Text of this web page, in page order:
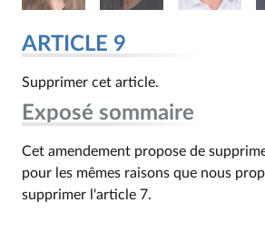
ARTICLE 9
Supprimer cet article.
Exposé sommaire
Cet amendement propose de
pour les mêmes raisons que nous
supprimer l'article 7.